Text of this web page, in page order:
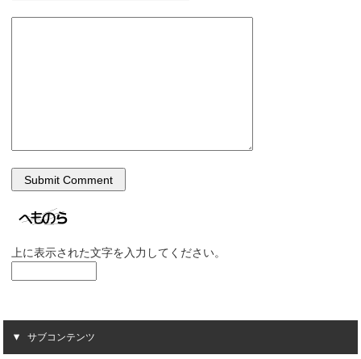
上に表示された文字を入力してください。
サブコンテンツ